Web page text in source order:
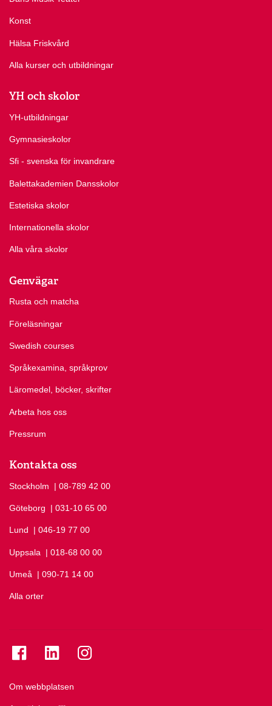
Konst
Hälsa Friskvård
Alla kurser och utbildningar
YH och skolor
YH-utbildningar
Gymnasieskolor
Sfi - svenska för invandrare
Balettakademien Dansskolor
Estetiska skolor
Internationella skolor
Alla våra skolor
Genvägar
Rusta och matcha
Föreläsningar
Swedish courses
Språkexamina, språkprov
Läromedel, böcker, skrifter
Arbeta hos oss
Pressrum
Kontakta oss
Stockholm Ring Stockholm på
| 08-789 42 00
Göteborg Ring Göteborg på
| 031-10 65 00
Lund Ring Lund på
| 046-19 77 00
Uppsala Ring Uppsala på
| 018-68 00 00
Umeå Ring Umeå på
| 090-71 14 00
Alla orter
Om webbplatsen
Se folkuniversitetet på Facebook
Se folkuniversitetet på LinkedIn